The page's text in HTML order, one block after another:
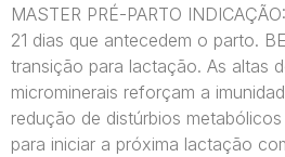
MASTER PRÉ-PARTO
21 dias que antecedem o parto.
transição para lactação. As altas
microminerais reforçam a
redução de distúrbios
para iniciar a próxima lactação